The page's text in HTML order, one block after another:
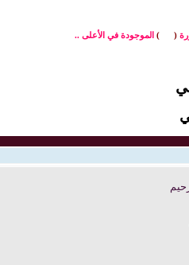
(
) الموجودة في الأعلى ..